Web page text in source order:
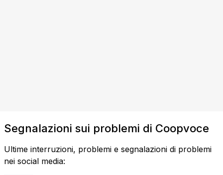
Segnalazioni sui problemi di Coopvoce
Ultime interruzioni, problemi e segnalazioni di problemi
nei social media: